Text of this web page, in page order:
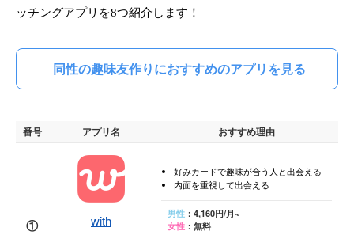
ッチングアプリを8つ紹介します！
同性の趣味友作りにおすすめのアプリを見る
番号 アプリ名 おすすめ理由
① with
好みカードで趣味が合う人と出会える
内面を重視して出会える
男性：4,160円/月~
女性：無料